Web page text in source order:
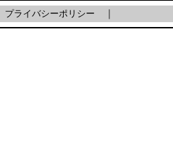
プライバシーポリシー